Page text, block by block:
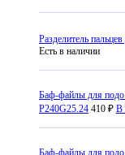
Разделитель
Есть в наличии
Баф-файлы для
P240G25.24 410 ₽ В
Баф-файлы для